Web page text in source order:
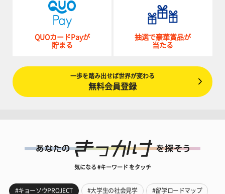
QUOカードPayが
貯まる
抽選で豪華賞品が
当たる
一歩を踏み出せば世界が変わる
無料会員登録
気になる #キーワード をタッチ
#キョーソウPROJECT #大学生の社会見学 #留学ロードマップ